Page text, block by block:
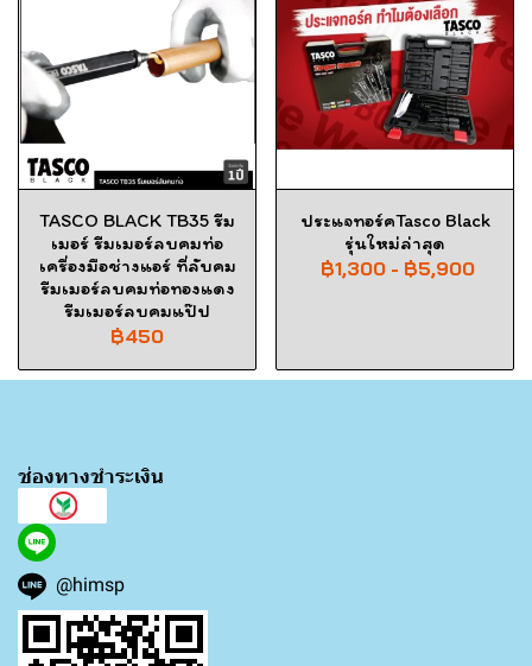
TASCO BLACK TB35 รีม
เมอร์ รีมเมอร์ลบคมท่อ
เครื่องมือช่างแอร์ ที่ลับคม
รีมเมอร์ลบคมท่อทองแดง
รีมเมอร์ลบคมแป๊ป
฿450
ประแจทอร์คTasco Black
รุ่นใหม่ล่าสุด
฿1,300 - ฿5,900
ช่องทางชำระเงิน
@himsp